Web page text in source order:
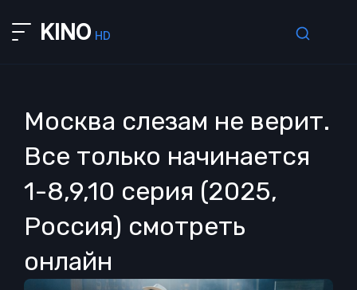
KINO HD
Москва слезам не верит.
Все только начинается
1-8,9,10 серия (2025,
Россия) смотреть
онлайн